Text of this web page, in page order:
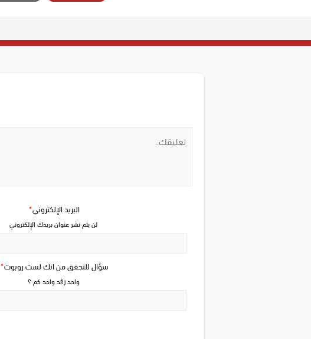
سؤال للتحقق من انك لست روبوت*
واحد زائد واحد كم ؟
البريد الإلكتروني*
لن يتم نشر عنوان بريدك الإلكتروني